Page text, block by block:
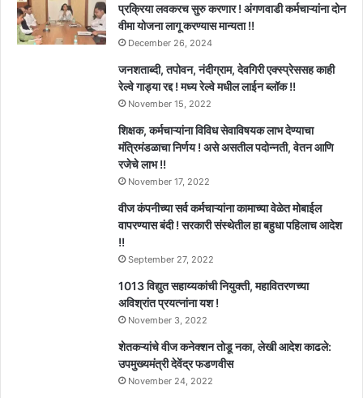
प्रक्रिया लवकरच सुरु करणार ! अंगणवाडी कर्मचाऱ्यांना दोन
वीमा योजना लागू करण्यास मान्यता !!
December 26, 2024
जनशताब्दी, तपोवन, नंदीग्राम, देवगिरी एक्स्प्रेससह काही
रेल्वे गाड्या रद्द ! मध्य रेल्वे मधील लाईन ब्लॉक !!
November 15, 2022
शिक्षक, कर्मचाऱ्यांना विविध सेवाविषयक लाभ देण्याचा
मंत्रिमंडळाचा निर्णय ! असे असतील पदोन्नती, वेतन आणि
रजेचे लाभ !!
November 17, 2022
वीज कंपनीच्या सर्व कर्मचाऱ्यांना कामाच्या वेळेत मोबाईल
वापरण्यास बंदी ! सरकारी संस्थेतील हा बहुधा पहिलाच आदेश
!!
September 27, 2022
1013 विद्युत सहाय्यकांची नियुक्ती, महावितरणच्या
अविश्रांत प्रयत्नांना यश !
November 3, 2022
शेतकऱ्यांचे वीज कनेक्शन तोडू नका, लेखी आदेश काढले:
उपमुख्यमंत्री देवेंद्र फडणवीस
November 24, 2022